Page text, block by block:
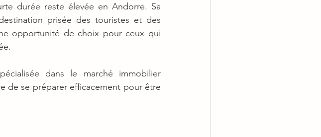
durée reste élevée en Andorre. Sa
prisée des touristes et des
opportunité de choix pour ceux qui
dans le marché immobilier
de se préparer efficacement pour être